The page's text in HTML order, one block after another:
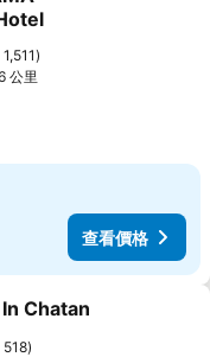
最愛
1,511
公里
查看價格
最愛
Chatan
518